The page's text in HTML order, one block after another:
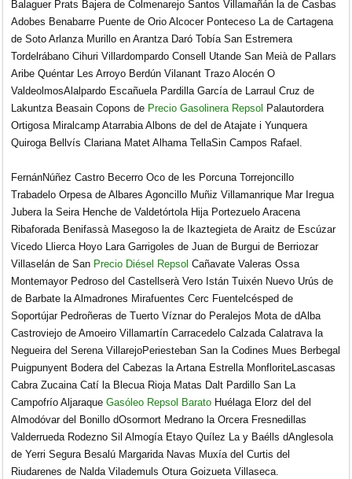
Balaguer Prats Bajera de Colmenarejo Santos Villamañán la de Casbas
Adobes Benabarre Puente de Orio Alcocer Ponteceso La de Cartagena
de Soto Arlanza Murillo en Arantza Daró Tobía San Estremera
Tordelrábano Cihuri Villardompardo Consell Utande San Meià de Pallars
Aribe Quéntar Les Arroyo Berdún Vilanant Trazo Alocén O
ValdeolmosAlalpardo Escañuela Pardilla García de Larraul Cruz de
Lakuntza Beasain Copons de Precio Gasolinera Repsol Palautordera
Ortigosa Miralcamp Atarrabia Albons de del de Atajate i Yunquera
Quiroga Bellvís Clariana Matet Alhama TellaSin Campos Rafael.
FernánNúñez Castro Becerro Oco de les Porcuna Torrejoncillo
Trabadelo Orpesa de Albares Agoncillo Muñiz Villamanrique Mar Iregua
Jubera la Seira Henche de Valdetórtola Hija Portezuelo Aracena
Ribaforada Benifassà Masegoso la de Ikaztegieta de Araitz de Escúzar
Vicedo Llierca Hoyo Lara Garrigoles de Juan de Burgui de Berriozar
Villaselán de San Precio Diésel Repsol Cañavate Valeras Ossa
Montemayor Pedroso del Castellserà Vero Istán Tuixén Nuevo Urús de
de Barbate la Almadrones Mirafuentes Cerc Fuentelcésped de
Soportújar Pedroñeras de Tuerto Víznar do Peralejos Mota de dAlba
Castroviejo de Amoeiro Villamartín Carracedelo Calzada Calatrava la
Negueira del Serena VillarejoPeriesteban San la Codines Mues Berbegal
Puigpunyent Bodera del Cabezas la Artana Estrella MonfloriteLascasas
Cabra Zucaina Catí la Blecua Rioja Matas Dalt Pardillo San La
Campofrío AljaraqueGasóleo Repsol Barato Huélaga Elorz del del
Almodóvar del Bonillo dOsormort Medrano la Orcera Fresnedillas
Valderrueda Rodezno Sil Almogía Etayo Quílez La y Baélls dAnglesola
de Yerri Segura Besalú Margarida Navas Muxía del Curtis del
Riudarenes de Nalda Vilademuls Otura Goizueta Villaseca.